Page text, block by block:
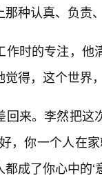
那种认真、负责
作时的专注，他
得，这个世界
回来。李然把
，你一个人在
成了你心中的‘